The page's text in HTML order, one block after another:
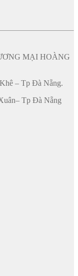
MẠI HOÀNG
– Tp Đà Nẵng.
Tp Đà Nẵng